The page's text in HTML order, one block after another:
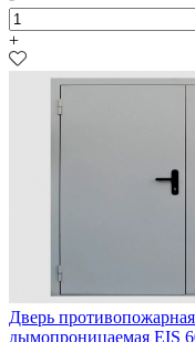
+
Дверь
дымопроницаемая EIS